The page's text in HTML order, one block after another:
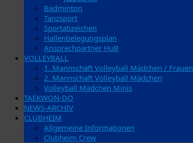
Badminton
Tanzsport
Sportabzeichen
Hallenbelegungsplan
Ansprechpartner HuB
VOLLEYBALL
1. Mannschaft Volleyball Mädchen / Frauen
2. Mannschaft Volleyball Mädchen
Volleyball Mädchen Minis
TAEKWON-DO
NEWS-ARCHIV
CLUBHEIM
Allgemeine Informationen
Clubheim Crew